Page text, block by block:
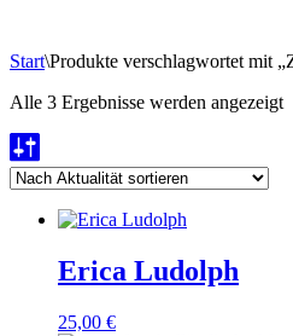
Start\Produkte verschlagwortet mit
Alle 3 Ergebnisse werden angezeigt
Erica Ludolph
25,00 €